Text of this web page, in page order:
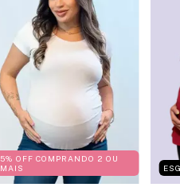
5% OFF COMPRANDO 2 OU
MAIS